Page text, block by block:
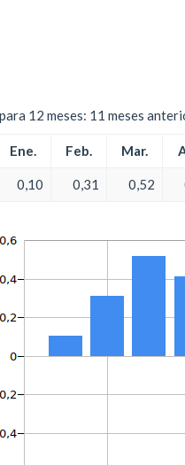
12 meses: 11 meses
Ene. Feb. Mar.
0,10 0,31 0,52